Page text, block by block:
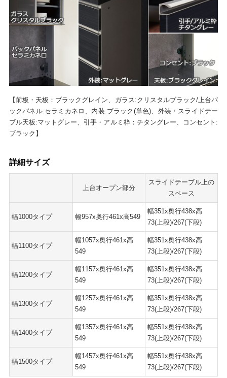
【前板・天板：ブラックグレイン、ガラス:クリスタルブラック/上台バ
ックパネル:セラミカネロ、内装:ブラック(単色)、外装・スライドテー
ブル天板:マットグレー、引手・アルミ枠：チタングレー、コンセント:
ブラック】
詳細サイズ
上台オープン部分
スライドテーブル上の
スペース
幅1000タイプ 幅957x奥行461x高549
幅351x奥行438x高
73(上段)/267(下段)
幅1100タイプ
幅1057x奥行461x高
549
幅351x奥行438x高
73(上段)/267(下段)
幅1200タイプ
幅1157x奥行461x高
549
幅351x奥行438x高
73(上段)/267(下段)
幅1300タイプ
幅1257x奥行461x高
549
幅351x奥行438x高
73(上段)/267(下段)
幅1400タイプ
幅1357x奥行461x高
549
幅551x奥行438x高
73(上段)/267(下段)
幅1500タイプ
幅1457x奥行461x高
549
幅551x奥行438x高
73(上段)/267(下段)